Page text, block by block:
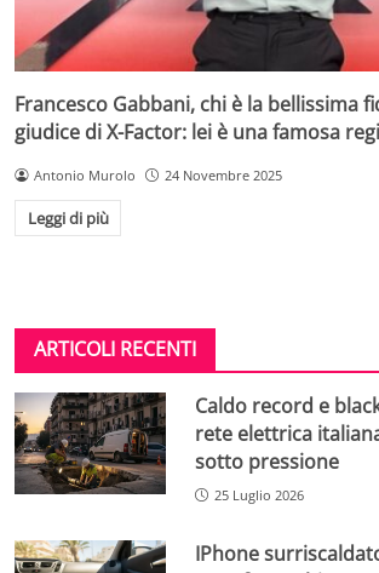
Francesco Gabbani, chi è la bellissima
giudice di X-Factor: lei è una famosa
Antonio Murolo 24 Novembre 2025
Leggi di più
ARTICOLI RECENTI
Caldo record e
rete elettrica
sotto pressione
25 Luglio 2026
IPhone